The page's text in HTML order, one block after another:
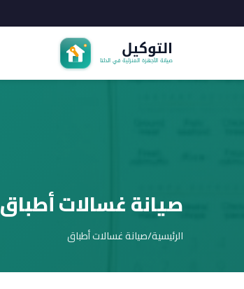
صيانة غسالات أطباق
الرئيسية/صيانة غسالات أطباق